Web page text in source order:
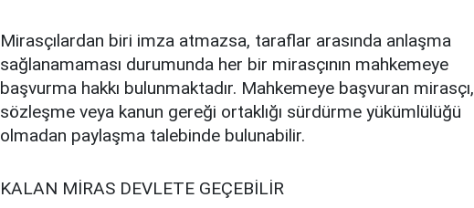
Mirasçılardan biri imza atmazsa, taraflar arasında anlaşma
sağlanamaması durumunda her bir mirasçının mahkemeye
başvurma hakkı bulunmaktadır. Mahkemeye başvuran mirasçı,
sözleşme veya kanun gereği ortaklığı sürdürme yükümlülüğü
olmadan paylaşma talebinde bulunabilir.
KALAN MİRAS DEVLETE GEÇEBİLİR